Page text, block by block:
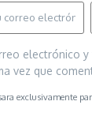
electrónico y
vez que
exclusivamente